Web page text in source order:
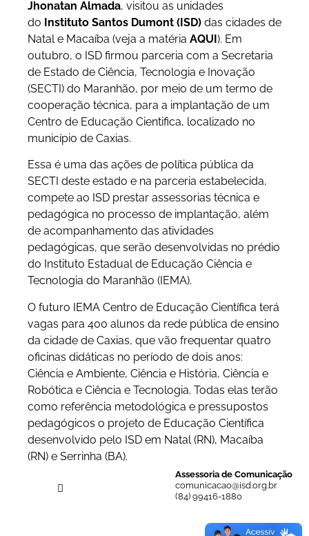
Jhonatan Almada, visitou as unidades
do Instituto Santos Dumont (ISD) das cidades de
Natal e Macaíba (veja a matéria AQUI). Em
outubro, o ISD firmou parceria com a Secretaria
de Estado de Ciência, Tecnologia e Inovação
(SECTI) do Maranhão, por meio de um termo de
cooperação técnica, para a implantação de um
Centro de Educação Cientifica, localizado no
município de Caxias.
Essa é uma das ações de política pública da
SECTI deste estado e na parceria estabelecida,
compete ao ISD prestar assessorias técnica e
pedagógica no processo de implantação, além
de acompanhamento das atividades
pedagógicas, que serão desenvolvidas no prédio
do Instituto Estadual de Educação Ciência e
Tecnologia do Maranhão (IEMA).
O futuro IEMA Centro de Educação Científica terá
vagas para 400 alunos da rede pública de ensino
da cidade de Caxias, que vão frequentar quatro
oficinas didáticas no período de dois anos:
Ciência e Ambiente, Ciência e História, Ciência e
Robótica e Ciência e Tecnologia. Todas elas terão
como referência metodológica e pressupostos
pedagógicos o projeto de Educação Científica
desenvolvido pelo ISD em Natal (RN), Macaíba
(RN) e Serrinha (BA).
Assessoria de Comunicação
comunicacao@isd.org.br
(84) 99416-1880